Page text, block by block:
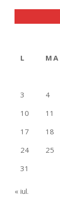
L
MA
3
4
10
11
17
18
24
25
31
« iul.